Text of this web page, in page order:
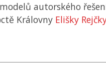
autorského
Královny Elišky